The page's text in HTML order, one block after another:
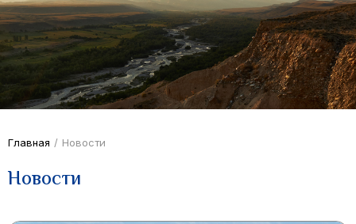
Главная / Новости
Новости